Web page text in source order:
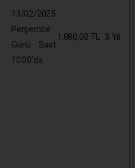
13/02/2025
Perşembe
Günü Saat
10:00’da
1.080,00 TL 3 Yıl